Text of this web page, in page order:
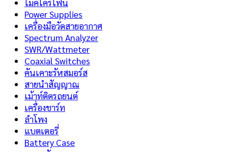
Power Supplies
เครื่องมือวัดสายอากาศ
Spectrum Analyzer
SWR/Wattmeter
Coaxial Switches
คันเคาะรัหสมอร์ส
สายนำสัญญาณ
เม้าท์ติดรถยนต์
เครื่องชาร์ท
ลำโพง
แบตเตอรี่
Battery Case